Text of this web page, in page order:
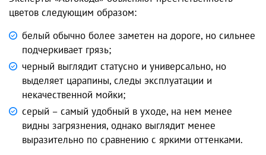
цветов следующим образом:
белый обычно более заметен на дороге, но сильнее
подчеркивает грязь;
черный выглядит статусно и универсально, но
выделяет царапины, следы эксплуатации и
некачественной мойки;
серый – самый удобный в уходе, на нем менее
видны загрязнения, однако выглядит менее
выразительно по сравнению с яркими оттенками.